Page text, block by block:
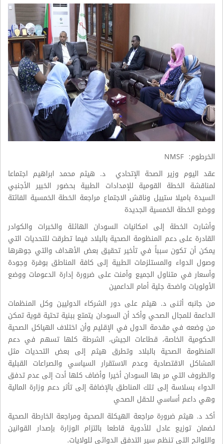
الخرطوم: NMSF
عقد اليوم وزير الصحة الإتحادي د. هيثم محمد ابراهيم اجتماعا
لمناقشة الخطة القومية للإمدادات الطبية بحضور الخبير الأجنبي
السيدة باميلا ستييل وناقش الاجتماع مراجعة الخطة الخمسية الفائتة
ووضع الخطة الخمسية الجديدة
وأشارت الخطة إلى امكانيات السودان الهائلة والخبرات والكوادر
القادرة على دعم المنظومة الصحية بالبلاد فيما تطرقت للتحديات التي
يمكن أن تكون سبباً في تأخير تحقيق بعض الأهداف والتي جوهرها
وصول الدواء والمستلزمات الطبية إلى كافة المناطق بوفرة وجودة
وأسعار في متناول الجميع وأمنت على ضرورة إدارة الدعومات ووضع
الأولويات واضحة جلية أمام الداعمين
من جانبه أثنى د. هيثم على دور الشركاء الدوليين وكل المنظمات
الداعمة للمجال الصحي وأكد أن السودان يتمتع ببنية تحتية قوية تمكن
من وضعه في مقدمة الدول في الإقليم وأن اختلاف الهياكل الصحية
الحكومية الخاصة، قطاعات الجيش، الشرطة كلها تسهم في دعم
المنظومة الصحية بالبلاد وتطرق هيثم إلى بعض التحديات مثل
المشاكل الاقتصادية وعدم الاستقرار السياسي والصراعات القبلية
والظروف التي مر بها السودان أخيرا وأضاف كلها أدت إلى عدم تدفق
الدواء بسلاسة إلى تلك المناطق بالإضافة إلى تأثر دعم وزارة المالية
وهي داعم أساسي للحقل الصحي
أكد د. هيثم ضرورة مراجعة الهيكلة الصحية ومراجعة الخارطة الصحية
لضمان توزيع عادل للأدوية قاطعا بالتزام الوزارة بإصدار القوانين
واللوائح التي تنظم سير التدفق الدوائي للولايات.